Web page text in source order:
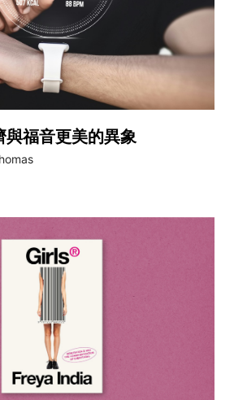
與福音更美的異象